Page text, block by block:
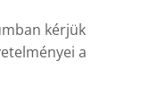
kérjük
a